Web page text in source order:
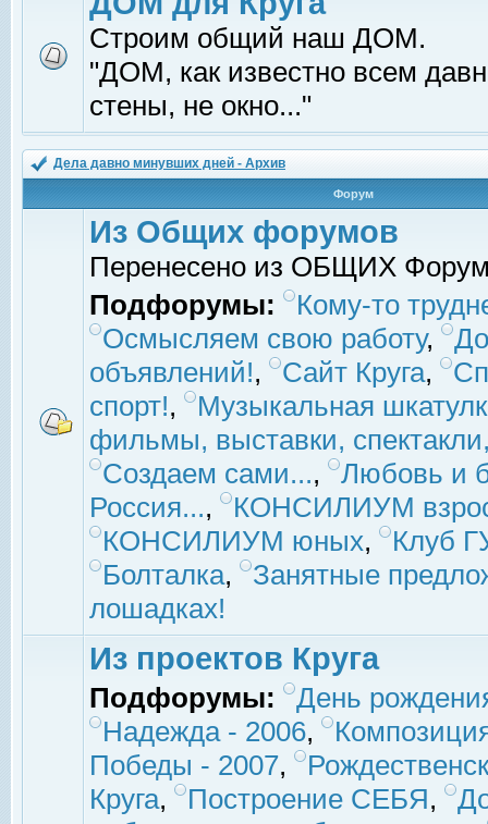
Строим общий наш ДОМ.
"ДОМ, как известно всем
стены, не окно..."
Дела давно минувших дней - Архив
Форум
Из Общих форумов
Перенесено из ОБЩИХ
Подфорумы:
Кому-то
Осмысляем свою работу,
объявлений!, Сайт Круга,
спорт!,
Музыкальная
фильмы, выставки,
Создаем сами...,
Любовь и
Россия...,
КОНСИЛИУМ
КОНСИЛИУМ юных,
Клуб
Болталка,
Занятные
лошадках!
Из проектов Круга
Подфорумы:
День
Надежда - 2006,
Победы - 2007,
Круга, Построение СЕБЯ,